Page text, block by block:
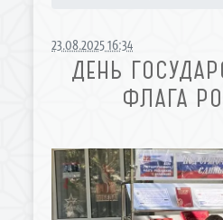
23.08.2025 16:34
ДЕНЬ
ФЛАГА